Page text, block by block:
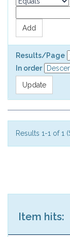
Results/Page
In order
Results 1-1 of 1
Item hits: